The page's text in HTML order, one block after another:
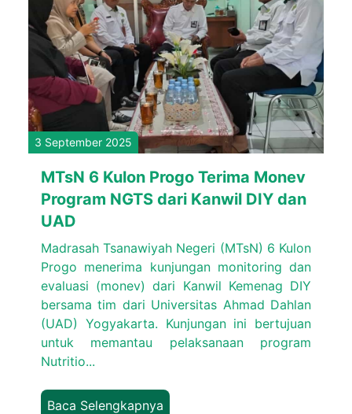
3 September 2025
MTsN 6 Kulon Progo Terima Monev
Program NGTS dari Kanwil DIY dan
UAD
Madrasah Tsanawiyah Negeri (MTsN) 6 Kulon
Progo menerima kunjungan monitoring dan
evaluasi (monev) dari Kanwil Kemenag DIY
bersama tim dari Universitas Ahmad Dahlan
(UAD) Yogyakarta. Kunjungan ini bertujuan
untuk memantau pelaksanaan program
Nutritio...
Baca Selengkapnya